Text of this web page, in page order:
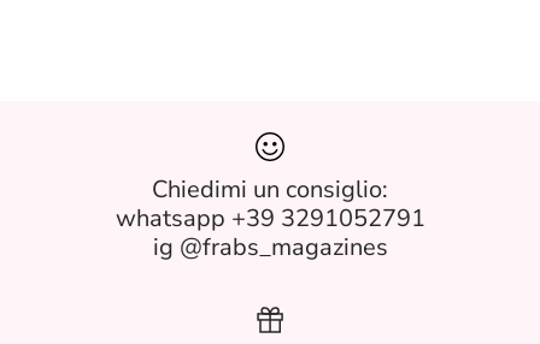
Chiedimi un consiglio:
whatsapp +39 3291052791
ig @frabs_magazines